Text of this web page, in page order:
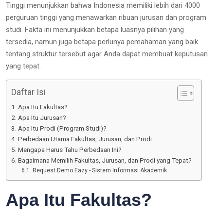
Tinggi menunjukkan bahwa Indonesia memiliki lebih dari 4000
perguruan tinggi yang menawarkan ribuan jurusan dan program
studi. Fakta ini menunjukkan betapa luasnya pilihan yang
tersedia, namun juga betapa perlunya pemahaman yang baik
tentang struktur tersebut agar Anda dapat membuat keputusan
yang tepat.
Daftar Isi
Apa Itu Fakultas?
Apa Itu Jurusan?
Apa Itu Prodi (Program Studi)?
Perbedaan Utama Fakultas, Jurusan, dan Prodi
Mengapa Harus Tahu Perbedaan Ini?
Bagaimana Memilih Fakultas, Jurusan, dan Prodi yang Tepat?
Request Demo Eazy - Sistem Informasi Akademik
Apa Itu Fakultas?